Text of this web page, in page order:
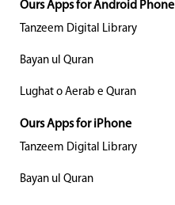
Ours Apps for Android Phone
Tanzeem Digital Library
Bayan ul Quran
Lughat o Aerab e Quran
Ours Apps for iPhone
Tanzeem Digital Library
Bayan ul Quran